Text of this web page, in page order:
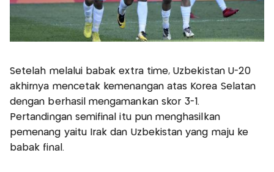
Setelah melalui babak extra time, Uzbekistan U-20
akhirnya mencetak kemenangan atas Korea Selatan
dengan berhasil mengamankan skor 3-1.
Pertandingan semifinal itu pun menghasilkan
pemenang yaitu Irak dan Uzbekistan yang maju ke
babak final.